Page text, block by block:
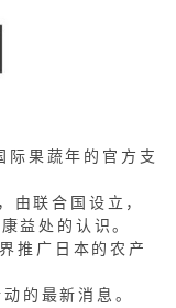
果蔬年的官方支
联合国设立，
益处的认识。
推广日本的农产
的最新消息。